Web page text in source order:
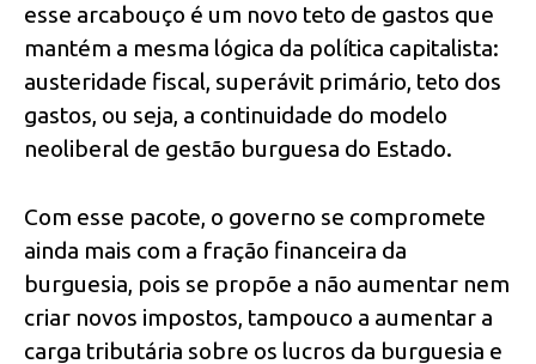
esse arcabouço é um novo teto de gastos que
mantém a mesma lógica da política capitalista:
austeridade fiscal, superávit primário, teto dos
gastos, ou seja, a continuidade do modelo
neoliberal de gestão burguesa do Estado.
Com esse pacote, o governo se compromete
ainda mais com a fração financeira da
burguesia, pois se propõe a não aumentar nem
criar novos impostos, tampouco a aumentar a
carga tributária sobre os lucros da burguesia e